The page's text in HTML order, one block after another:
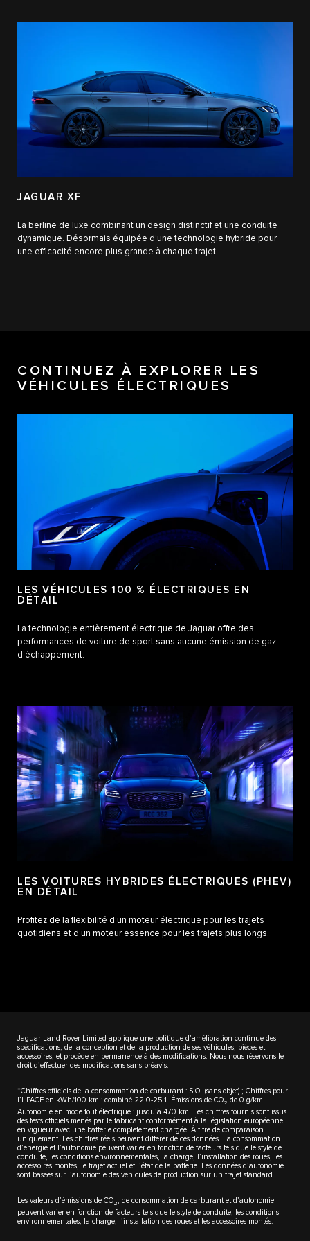
JAGUAR XF
La berline de luxe combinant un design distinctif et une conduite
dynamique. Désormais équipée d’une technologie hybride pour
une efficacité encore plus grande à chaque trajet.
CONTINUEZ À EXPLORER LES
VÉHICULES ÉLECTRIQUES
LES VÉHICULES 100 % ÉLECTRIQUES EN
DÉTAIL
La technologie entièrement électrique de Jaguar offre des
performances de voiture de sport sans aucune émission de gaz
d’échappement.
LES VOITURES HYBRIDES ÉLECTRIQUES (PHEV)
EN DÉTAIL
Profitez de la flexibilité d’un moteur électrique pour les trajets
quotidiens et d’un moteur essence pour les trajets plus longs.
Jaguar Land Rover Limited applique une politique d’amélioration continue des
spécifications, de la conception et de la production de ses véhicules, pièces et
accessoires, et procède en permanence à des modifications. Nous nous réservons le
droit d’effectuer des modifications sans préavis.
*Chiffres officiels de la consommation de carburant : S.O. (sans objet) ; Chiffres pour
l’I‑PACE en kWh/100 km : combiné 22.0-25.1. Émissions de CO2 de 0 g/km.
Autonomie en mode tout électrique : jusqu’à 470 km. Les chiffres fournis sont issus
des tests officiels menés par le fabricant conformément à la législation européenne
en vigueur avec une batterie complètement chargée. À titre de comparaison
uniquement. Les chiffres réels peuvent différer de ces données. La consommation
d’énergie et l’autonomie peuvent varier en fonction de facteurs tels que le style de
conduite, les conditions environnementales, la charge, l’installation des roues, les
accessoires montés, le trajet actuel et l’état de la batterie. Les données d’autonomie
sont basées sur l’autonomie des véhicules de production sur un trajet standard.
Les valeurs d’émissions de CO2
, de consommation de carburant et d’autonomie
peuvent varier en fonction de facteurs tels que le style de conduite, les conditions
environnementales, la charge, l’installation des roues et les accessoires montés.